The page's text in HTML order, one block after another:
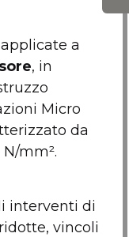
a
, in
Micro
da
mm².
interventi di
vincoli